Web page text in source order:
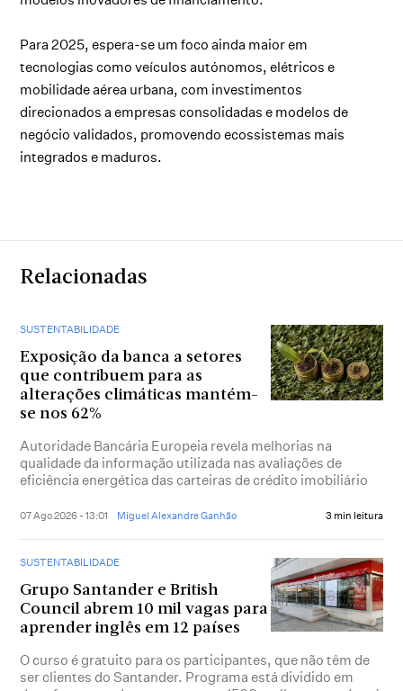
Para 2025, espera-se um foco ainda maior em
tecnologias como veículos autónomos, elétricos e
mobilidade aérea urbana, com investimentos
direcionados a empresas consolidadas e modelos de
negócio validados, promovendo ecossistemas mais
integrados e maduros.
Relacionadas
SUSTENTABILIDADE
Exposição da banca a setores
que contribuem para as
alterações climáticas mantém-
se nos 62%
Autoridade Bancária Europeia revela melhorias na
qualidade da informação utilizada nas avaliações de
eficiência energética das carteiras de crédito imobiliário
07 Ago 2026 - 13:01 Miguel Alexandre Ganhão 3 min leitura
SUSTENTABILIDADE
Grupo Santander e British
Council abrem 10 mil vagas para
aprender inglês em 12 países
O curso é gratuito para os participantes, que não têm de
ser clientes do Santander. Programa está dividido em